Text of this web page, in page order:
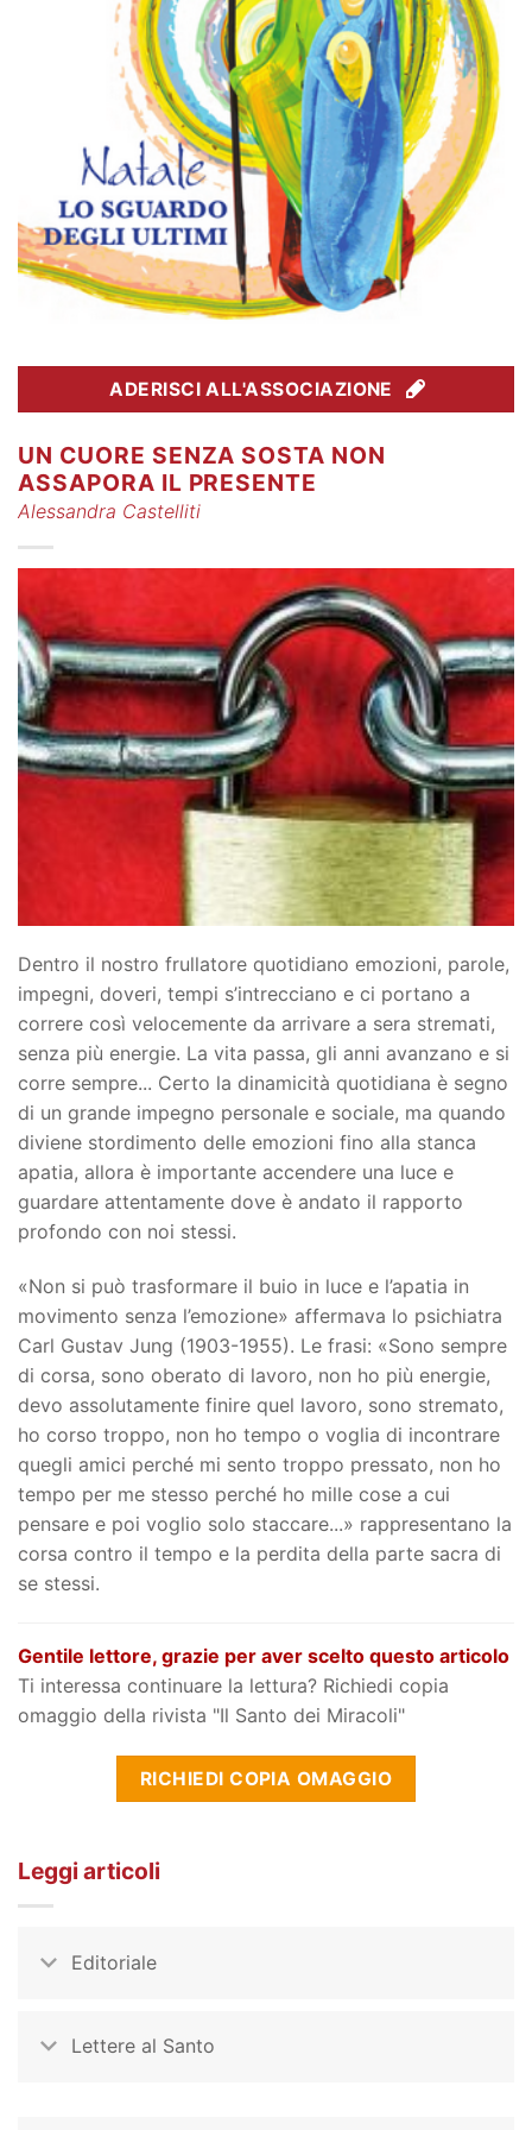
ADERISCI ALL'ASSOCIAZIONE
UN CUORE SENZA SOSTA NON
ASSAPORA IL PRESENTE
Alessandra Castelliti
Dentro il nostro frullatore quotidiano emozioni, parole,
impegni, doveri, tempi s’intrecciano e ci portano a
correre così velocemente da arrivare a sera stremati,
senza più energie. La vita passa, gli anni avanzano e si
corre sempre... Certo la dinamicità quotidiana è segno
di un grande impegno personale e sociale, ma quando
diviene stordimento delle emozioni fino alla stanca
apatia, allora è importante accendere una luce e
guardare attentamente dove è andato il rapporto
profondo con noi stessi.
«Non si può trasformare il buio in luce e l’apatia in
movimento senza l’emozione» affermava lo psichiatra
Carl Gustav Jung (1903-1955). Le frasi: «Sono sempre
di corsa, sono oberato di lavoro, non ho più energie,
devo assolutamente finire quel lavoro, sono stremato,
ho corso troppo, non ho tempo o voglia di incontrare
quegli amici perché mi sento troppo pressato, non ho
tempo per me stesso perché ho mille cose a cui
pensare e poi voglio solo staccare...» rappresentano la
corsa contro il tempo e la perdita della parte sacra di
se stessi.
Gentile lettore, grazie per aver scelto questo articolo
Ti interessa continuare la lettura? Richiedi copia
omaggio della rivista "Il Santo dei Miracoli"
RICHIEDI COPIA OMAGGIO
Leggi articoli
Editoriale
Lettere al Santo